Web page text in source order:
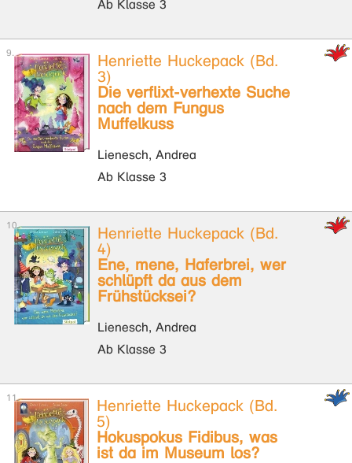
Ab Klasse 3
Henriette Huckepack (Bd.
3)
Die verflixt-verhexte Suche
nach dem Fungus
Muffelkuss
Lienesch, Andrea
Ab Klasse 3
Henriette Huckepack (Bd.
4)
Ene, mene, Haferbrei, wer
schlüpft da aus dem
Frühstücksei?
Lienesch, Andrea
Ab Klasse 3
Henriette Huckepack (Bd.
5)
Hokuspokus Fidibus, was
ist da im Museum los?